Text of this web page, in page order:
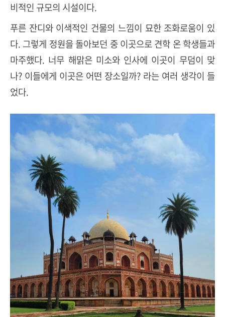
비적인 규모의 시설이다.
푸른 잔디와 이색적인 건물의 느낌이 묘한 조화로움이 있
다. 그렇게 정원을 돌아보던 중 이곳으로 견학 온 학생들과
마주했다. 너무 해맑은 미소와 인사에 이곳이 무덤이 맞
나? 이들에게 이곳은 어떤 장소일까? 라는 여러 생각이 들
었다.